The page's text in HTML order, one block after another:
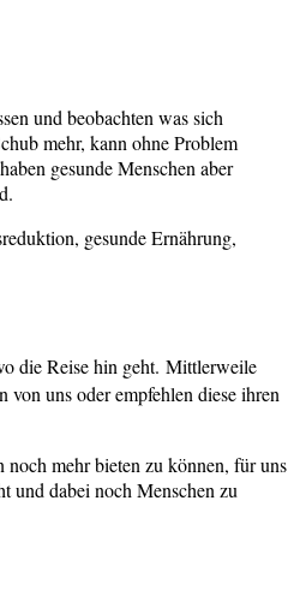
und beobachten was sich
mehr, kann ohne Problem
gesunde Menschen aber
gesunde Ernährung,
die Reise hin geht. Mittlerweile
uns oder empfehlen diese ihren
mehr bieten zu können, für uns
und dabei noch Menschen zu